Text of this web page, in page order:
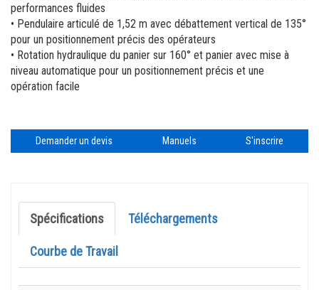
performances fluides
• Pendulaire articulé de 1,52 m avec débattement vertical de 135°
pour un positionnement précis des opérateurs
• Rotation hydraulique du panier sur 160° et panier avec mise à
niveau automatique pour un positionnement précis et une
opération facile
Demander un devis Manuels S'inscrire
Spécifications Téléchargements
Courbe de Travail